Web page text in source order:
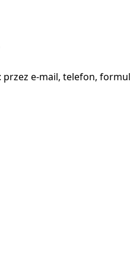
e-mail, telefon,